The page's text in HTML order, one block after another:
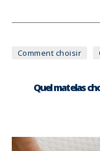
Comment choisir
Quel matelas